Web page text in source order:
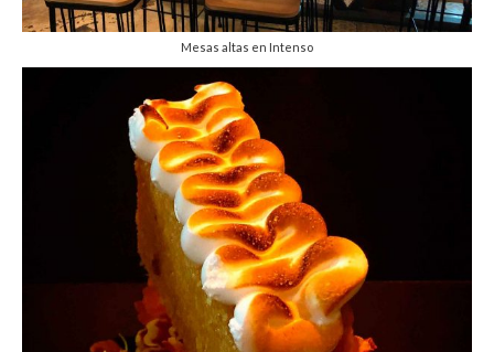
Mesas altas en Intenso